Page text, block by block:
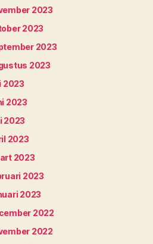
2023
2023
2023
2023
2023
2023
2023
2023
2023
2023
2023
2022
2022